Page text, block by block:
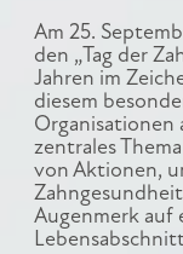
Am 25.
den „Tag der
Jahren im
diesem
Organisationen
zentrales
von Aktionen,
Augenmerk auf